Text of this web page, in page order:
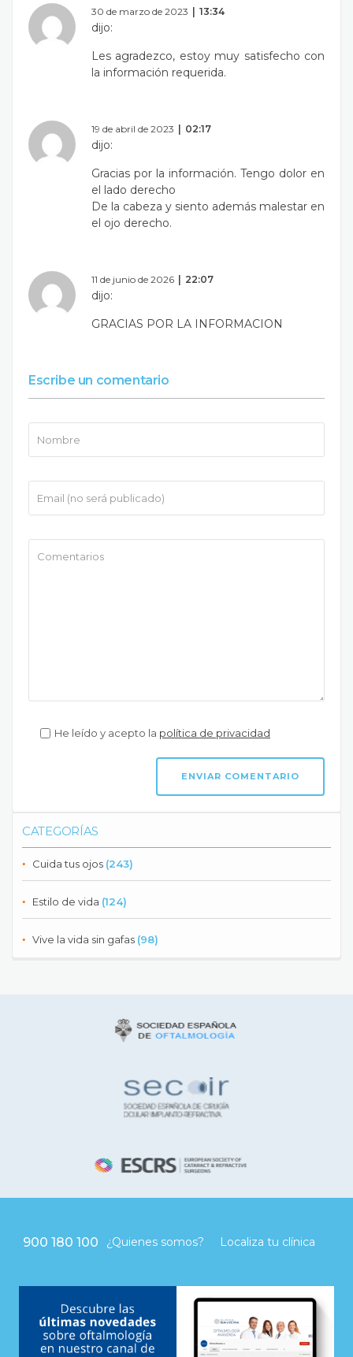
30 de marzo de 2023 13:34
dijo:
Les agradezco, estoy muy satisfecho con
la información requerida.
19 de abril de 2023 02:17
dijo:
Gracias por la información. Tengo dolor en
el lado derecho
De la cabeza y siento además malestar en
el ojo derecho.
11 de junio de 2026 22:07
dijo:
GRACIAS POR LA INFORMACION
Escribe un comentario
He leído y acepto la política de privacidad
CATEGORÍAS
Cuida tus ojos (243)
Estilo de vida (124)
Vive la vida sin gafas (98)
900 180 100 ¿Quienes somos? Localiza tu clínica